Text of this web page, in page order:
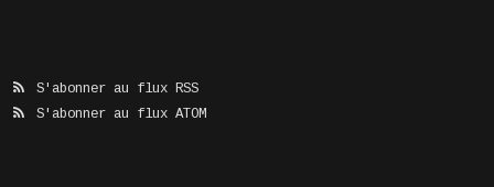
S'abonner au flux RSS
S'abonner au flux ATOM